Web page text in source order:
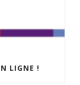
LIGNE !